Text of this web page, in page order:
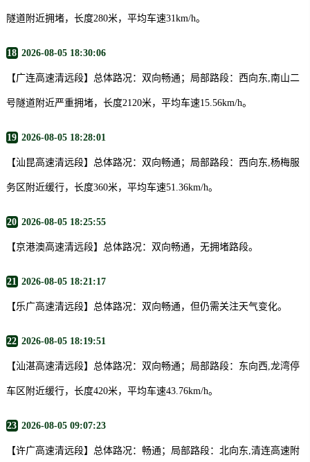
隧道附近拥堵，长度280米，平均车速31km/h。
18 2026-08-05 18:30:06
【广连高速清远段】总体路况：双向畅通；局部路段：西向东,南山二
号隧道附近严重拥堵，长度2120米，平均车速15.56km/h。
19 2026-08-05 18:28:01
【汕昆高速清远段】总体路况：双向畅通；局部路段：西向东,杨梅服
务区附近缓行，长度360米，平均车速51.36km/h。
20 2026-08-05 18:25:55
【京港澳高速清远段】总体路况：双向畅通，无拥堵路段。
21 2026-08-05 18:21:17
【乐广高速清远段】总体路况：双向畅通，但仍需关注天气变化。
22 2026-08-05 18:19:51
【汕湛高速清远段】总体路况：双向畅通；局部路段：东向西,龙湾停
车区附近缓行，长度420米，平均车速43.76km/h。
23 2026-08-05 09:07:23
【许广高速清远段】总体路况：畅通；局部路段：北向东,清连高速附